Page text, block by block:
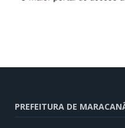
PREFEITURA DE